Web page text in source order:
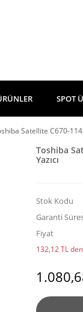
SPOT
Satellite C670-
Toshiba
Yazıcı
Stok Kodu
Garanti
Fiyat
132,12 TL